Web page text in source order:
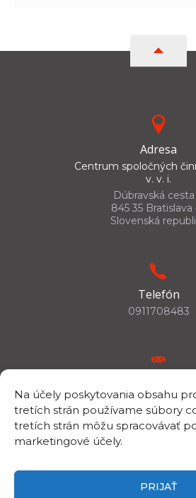
Na účely poskytovania obsahu
tretích strán používame súbory
tretích strán môžu spracovávať
marketingové účely.
PRIJAŤ
Adresa
Centrum spoločných
v. v. i.
Dúbravská
845 35 Bratislava
Slovenská
Telefón
0911708483
IČO/DIČ
IČO: 00398144